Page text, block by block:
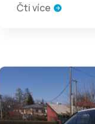
Čti více